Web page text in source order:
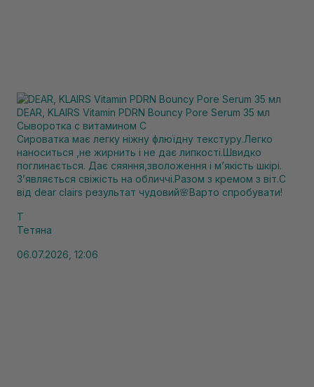
DEAR, KLAIRS Vitamin PDRN Bouncy Pore Serum 35 мл
Сыворотка с витамином С
Сироватка має легку ніжну флюїдну текстуру.Легко
наноситься ,не жирнить і не дає липкості.Швидко
поглинається. Дає сяяння,зволоження і мʼякість шкірі.
Зʼявляється свіжість на обличчі.Разом з кремом з віт.С
від dear clairs результат чудовий🌸Варто спробувати!
Т
Тетяна
06.07.2026, 12:06